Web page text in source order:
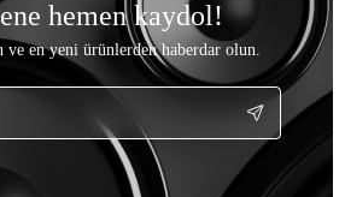
hemen kaydol!
ve en yeni ürünlerden haberdar olun.